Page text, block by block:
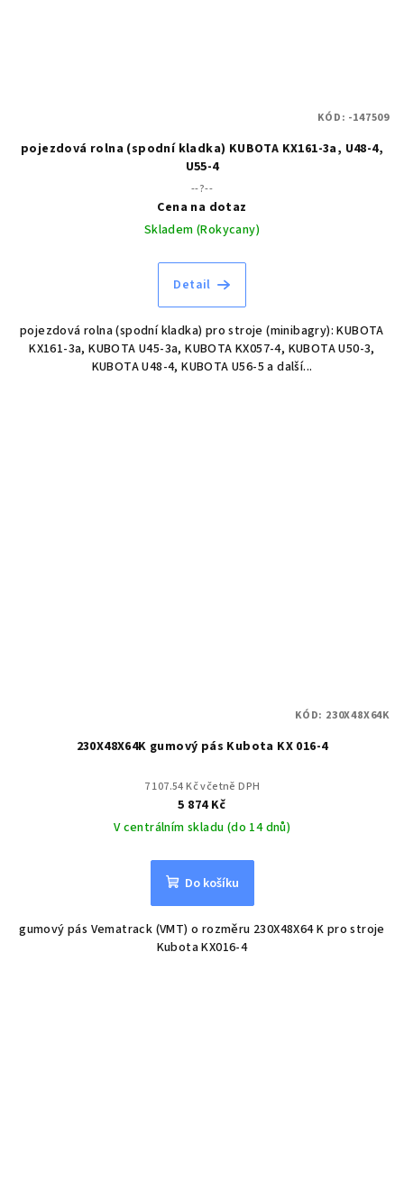
pojezdová rolna (spodní kladka) KUBOTA KX161-3a, U48-4,
U55-4
--?--
Cena na dotaz
Skladem (Rokycany)
Detail
pojezdová rolna (spodní kladka) pro stroje (minibagry): KUBOTA
KX161-3a, KUBOTA U45-3a, KUBOTA KX057-4, KUBOTA U50-3,
KUBOTA U48-4, KUBOTA U56-5 a další...
KÓD: -147509
230X48X64K gumový pás Kubota KX 016-4
7 107.54 Kč včetně DPH
5 874 Kč
V centrálním skladu (do 14 dnů)
Do košíku
gumový pás Vematrack (VMT) o rozměru 230X48X64 K pro stroje
Kubota KX016-4
KÓD: 230X48X64K